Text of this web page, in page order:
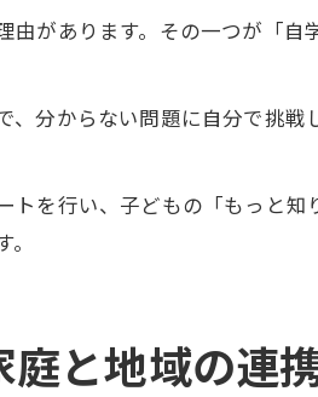
があります。その一つが「
分からない問題に自分で挑
トを行い、子どもの「もっと
と地域の連